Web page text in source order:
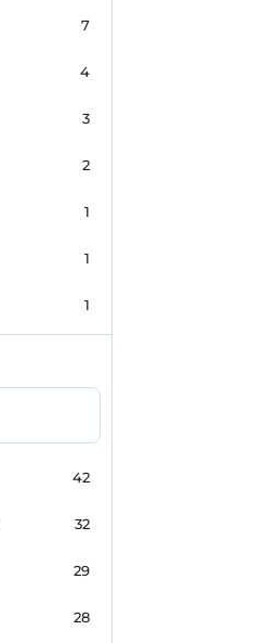
7
4
3
2
1
1
1
42
32
29
28